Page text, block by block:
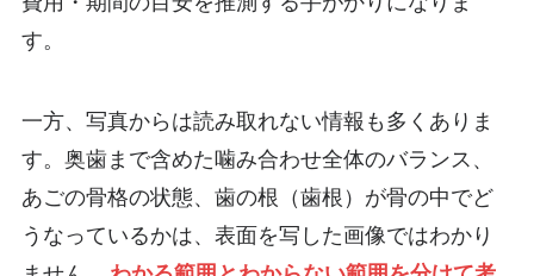
す。
一方、写真からは読み取れない情報も多くありま
す。奥歯まで含めた噛み合わせ全体のバランス、
あごの骨格の状態、歯の根（歯根）が骨の中でど
うなっているかは、表面を写した画像ではわかり